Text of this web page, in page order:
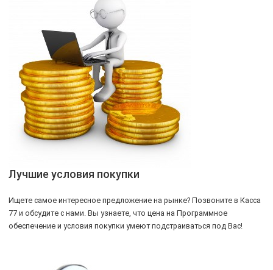
Лучшие условия покупки
Ищете самое интересное предложение на рынке? Позвоните в Касса
77 и обсудите с нами. Вы узнаете, что цена на Программное
обеспечение и условия покупки умеют подстраиваться под Вас!